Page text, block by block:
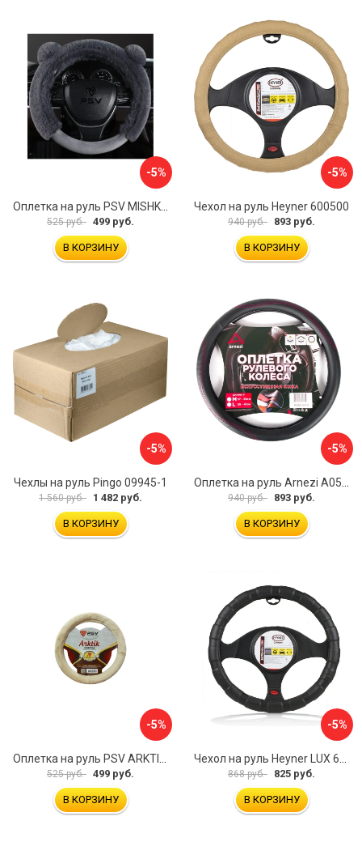
-5%
525 руб. 499 руб.
В КОРЗИНУ
-5%
Чехол на руль Heyner 600500
940 руб. 893 руб.
В КОРЗИНУ
-5%
Чехлы на руль Pingo 09945-1
1 560 руб. 1 482 руб.
В КОРЗИНУ
-5%
940 руб. 893 руб.
В КОРЗИНУ
-5%
525 руб. 499 руб.
В КОРЗИНУ
-5%
868 руб. 825 руб.
В КОРЗИНУ